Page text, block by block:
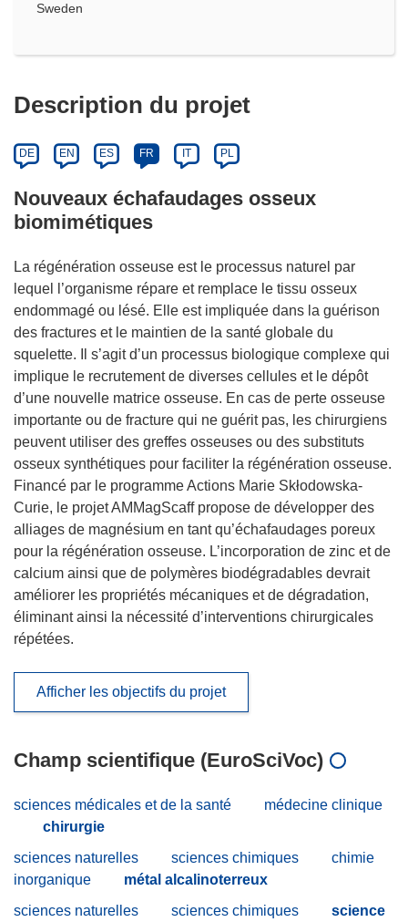
Sweden
Description du projet
DE EN ES FR IT PL
Nouveaux échafaudages osseux
biomimétiques
La régénération osseuse est le processus naturel par
lequel l’organisme répare et remplace le tissu osseux
endommagé ou lésé. Elle est impliquée dans la guérison
des fractures et le maintien de la santé globale du
squelette. Il s’agit d’un processus biologique complexe qui
implique le recrutement de diverses cellules et le dépôt
d’une nouvelle matrice osseuse. En cas de perte osseuse
importante ou de fracture qui ne guérit pas, les chirurgiens
peuvent utiliser des greffes osseuses ou des substituts
osseux synthétiques pour faciliter la régénération osseuse.
Financé par le programme Actions Marie Skłodowska-
Curie, le projet AMMagScaff propose de développer des
alliages de magnésium en tant qu’échafaudages poreux
pour la régénération osseuse. L’incorporation de zinc et de
calcium ainsi que de polymères biodégradables devrait
améliorer les propriétés mécaniques et de dégradation,
éliminant ainsi la nécessité d’interventions chirurgicales
répétées.
Afficher les objectifs du projet
Champ scientifique (EuroSciVoc)
sciences médicales et de la santé
médecine clinique
chirurgie
sciences naturelles
sciences chimiques
chimie
inorganique
métal alcalinoterreux
sciences naturelles
sciences chimiques
science